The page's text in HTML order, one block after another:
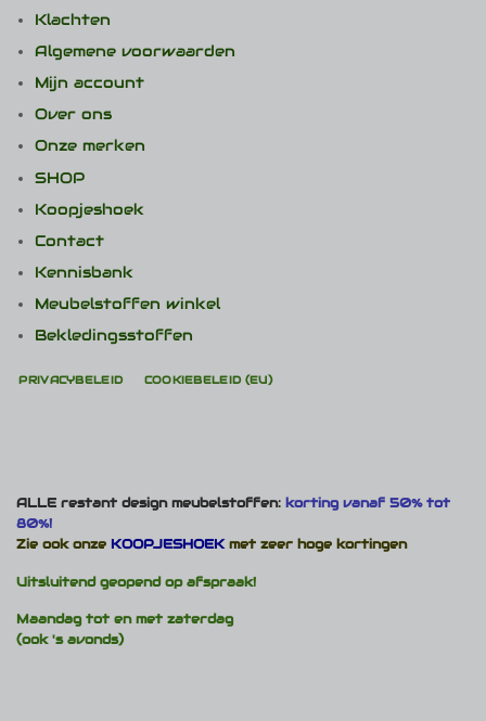
Klachten
Algemene voorwaarden
Mijn account
Over ons
Onze merken
SHOP
Koopjeshoek
Contact
Kennisbank
Meubelstoffen winkel
Bekledingsstoffen
PRIVACYBELEID COOKIEBELEID (EU)
ALLE restant design meubelstoffen: korting vanaf 50% tot
80%!
Zie ook onze KOOPJESHOEKmet zeer hoge kortingen
Uitsluitend geopend op afspraak!
Maandag tot en met zaterdag
(ook 's avonds)